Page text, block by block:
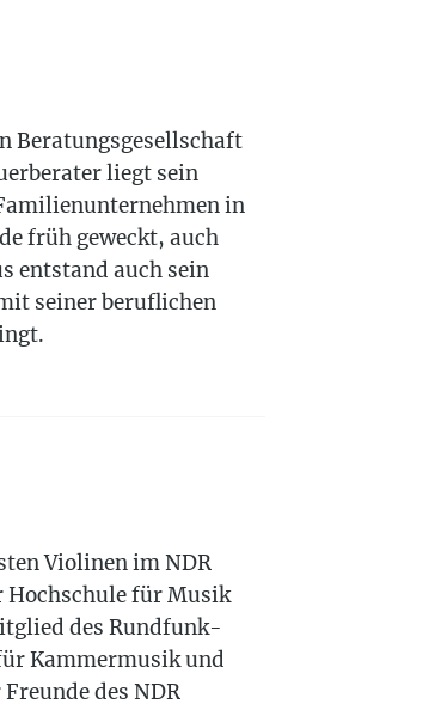
Beratungsgesellschaft
liegt sein
in
früh geweckt, auch
entstand auch sein
seiner beruflichen
Violinen im NDR
Hochschule für Musik
des Rundfunk-
Kammermusik und
des NDR